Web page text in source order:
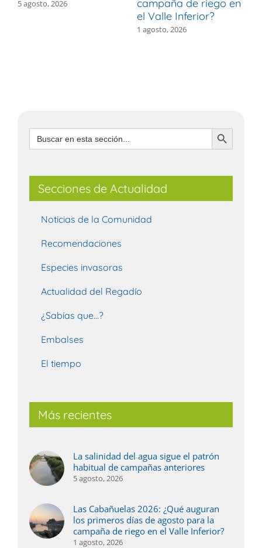
5 agosto, 2026
campaña de riego en
el Valle Inferior?
1 agosto, 2026
Buscar: Botón de búsqueda
Secciones de Actualidad
Noticias de la Comunidad
Recomendaciones
Especies invasoras
Actualidad del Regadío
¿Sabías que…?
Embalses
El tiempo
Más recientes
La salinidad del agua sigue el patrón
habitual de campañas anteriores
5 agosto, 2026
Las Cabañuelas 2026: ¿Qué auguran
los primeros días de agosto para la
campaña de riego en el Valle Inferior?
1 agosto, 2026